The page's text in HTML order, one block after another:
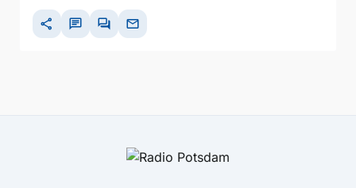
share chat forum mail